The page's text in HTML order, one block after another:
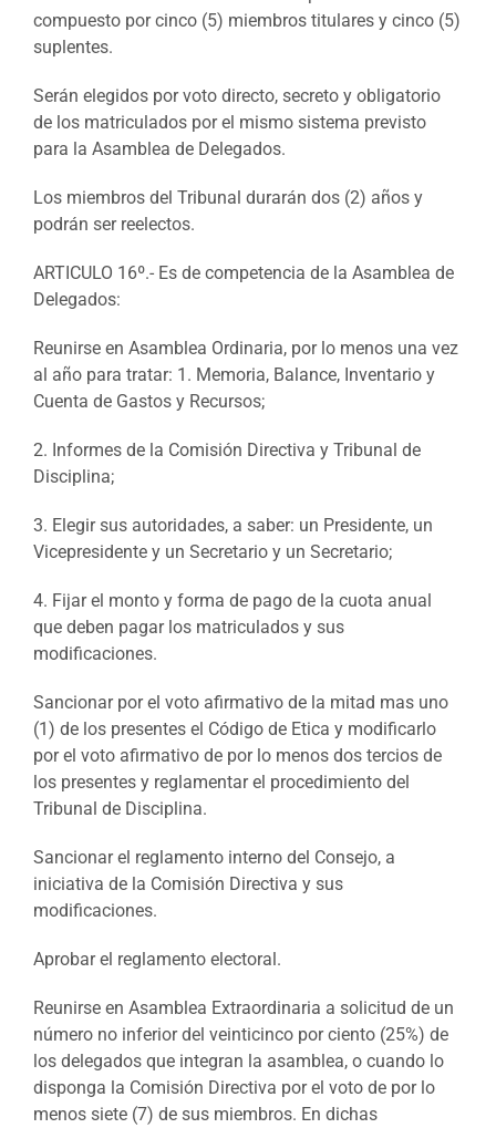
compuesto por cinco (5) miembros titulares y cinco (5)
suplentes.
Serán elegidos por voto directo, secreto y obligatorio
de los matriculados por el mismo sistema previsto
para la Asamblea de Delegados.
Los miembros del Tribunal durarán dos (2) años y
podrán ser reelectos.
ARTICULO 16º.- Es de competencia de la Asamblea de
Delegados:
Reunirse en Asamblea Ordinaria, por lo menos una vez
al año para tratar: 1. Memoria, Balance, Inventario y
Cuenta de Gastos y Recursos;
2. Informes de la Comisión Directiva y Tribunal de
Disciplina;
3. Elegir sus autoridades, a saber: un Presidente, un
Vicepresidente y un Secretario y un Secretario;
4. Fijar el monto y forma de pago de la cuota anual
que deben pagar los matriculados y sus
modificaciones.
Sancionar por el voto afirmativo de la mitad mas uno
(1) de los presentes el Código de Etica y modificarlo
por el voto afirmativo de por lo menos dos tercios de
los presentes y reglamentar el procedimiento del
Tribunal de Disciplina.
Sancionar el reglamento interno del Consejo, a
iniciativa de la Comisión Directiva y sus
modificaciones.
Aprobar el reglamento electoral.
Reunirse en Asamblea Extraordinaria a solicitud de un
número no inferior del veinticinco por ciento (25%) de
los delegados que integran la asamblea, o cuando lo
disponga la Comisión Directiva por el voto de por lo
menos siete (7) de sus miembros. En dichas